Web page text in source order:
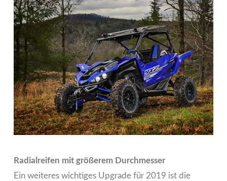
Radialreifen mit größerem Durchmesser
Ein weiteres wichtiges Upgrade für 2019 ist die